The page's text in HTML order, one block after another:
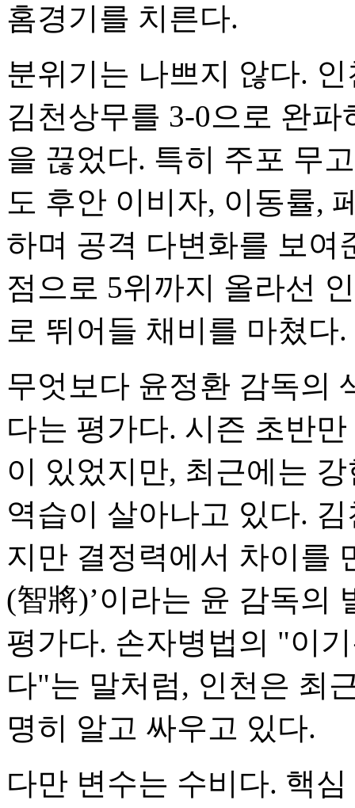
홈경기를 치른다.
분위기는 나쁘지 않다.
김천상무를 3-0으로 완
을 끊었다. 특히 주포 무
도 후안 이비자, 이동률,
하며 공격 다변화를 보여
점으로 5위까지 올라선
로 뛰어들 채비를 마쳤다.
무엇보다 윤정환 감독의
다는 평가다. 시즌 초반
이 있었지만, 최근에는
역습이 살아나고 있다.
지만 결정력에서 차이를
(智將)’이라는 윤 감독의
평가다. 손자병법의 "이
다"는 말처럼, 인천은 최
명히 알고 싸우고 있다.
다만 변수는 수비다. 핵